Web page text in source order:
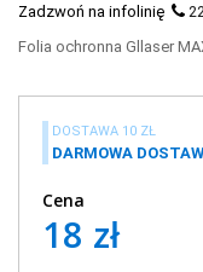
Zadzwoń na infolinię
Folia ochronna Gllaser
DOSTAWA 10 ZŁ
DARMOWA
Cena
18 zł